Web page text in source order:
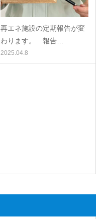
再エネ施設の定期報告が変
わります。 報告…
2025.04.8